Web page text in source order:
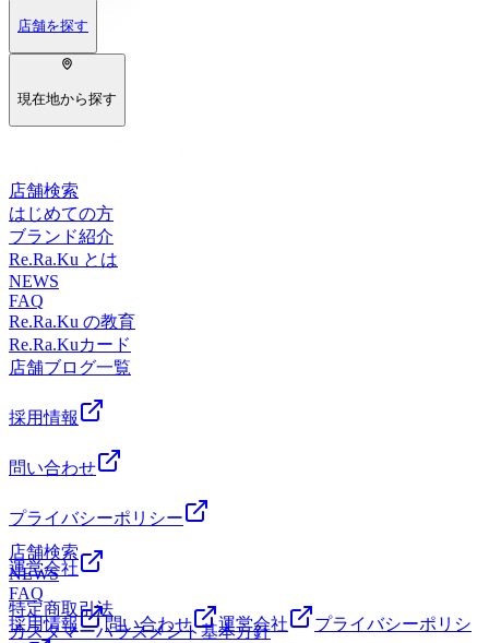
店舗を探す
現在地から探す
店舗検索
はじめての方
ブランド紹介
Re.Ra.Ku とは
NEWS
FAQ
Re.Ra.Ku の教育
Re.Ra.Kuカード
店舗ブログ一覧
採用情報
問い合わせ
プライバシーポリシー
運営会社
特定商取引法
カスタマーハラスメント基本方針
店舗検索
NEWS
FAQ
採用情報
問い合わせ 運営会社
プライバシーポリシ